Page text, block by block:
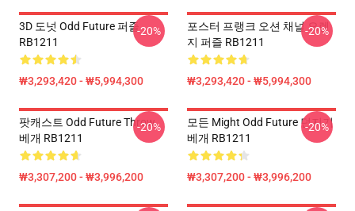
3D 도넛 Odd Future 퍼즐
RB1211
₩3,293,420 - ₩5,994,300
-20%
포스터 프랭크 오션 채널 오렌
지 퍼즐 RB1211
₩3,293,420 - ₩5,994,300
-20%
팟캐스트 Odd Future Throw
베개 RB1211
₩3,307,200 - ₩3,996,200
-20%
모든 Might Odd Future 던지기
베개 RB1211
₩3,307,200 - ₩3,996,200
-20%